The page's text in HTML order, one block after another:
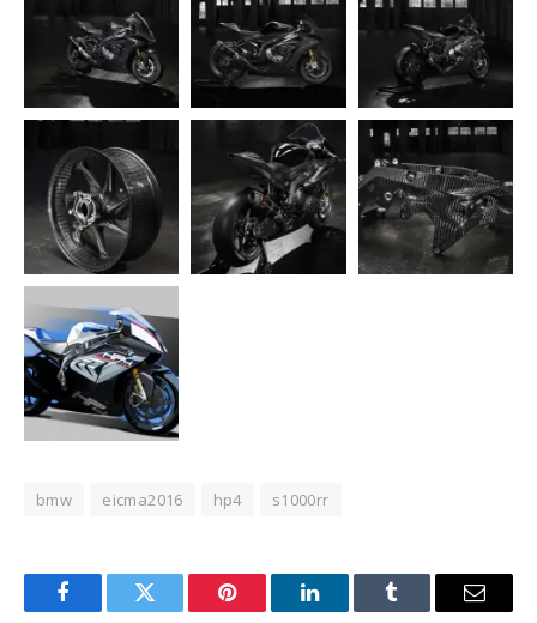
bmw eicma2016 hp4 s1000rr
FacebookTwitter Pinterest LinkedInTumblr Email